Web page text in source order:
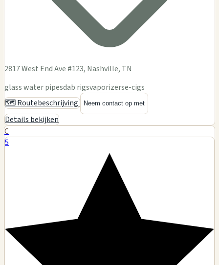
2817 West End Ave #123, Nashville, TN
glass water pipesdab rigsvaporizerse-cigs
🗺️ Routebeschrijving
Neem contact op met
Details bekijken
C
5